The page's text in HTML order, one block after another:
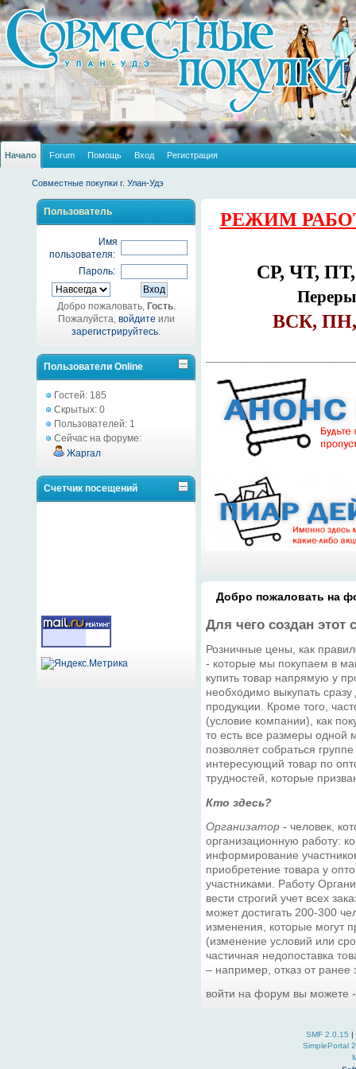
Начало Forum Помощь Вход Регистрация
Совместные покупки г. Улан-Удэ
Пользователь
Имя
пользователя:
Пароль:
Добро пожаловать, Гость.
Пожалуйста, войдитеили
зарегистрируйтесь.
Пользователи Online
Гостей: 185
Скрытых: 0
Пользователей: 1
Сейчас на форуме:
Жаргал
Счетчик посещений
РЕЖИМ
СР, ЧТ,
ВСК, ПН,
Добро пожаловать на
Для чего создан этот
Розничные цены, как
- которые мы покупаем в
купить товар напрямую у
необходимо выкупать
продукции. Кроме того,
(условие компании), как
то есть все размеры одной
позволяет собраться
интересующий товар по
трудностей, которые
Кто здесь?
Организатор - человек,
организационную работу:
информирование
приобретение товара у
участниками. Работу
вести строгий учет всех
может достигать 200-300
изменения, которые могут
(изменение условий или
частичная недопоставка
– например, отказ от ранее
войти на форум вы можете
SMF 2.0.15 |
SimplePortal